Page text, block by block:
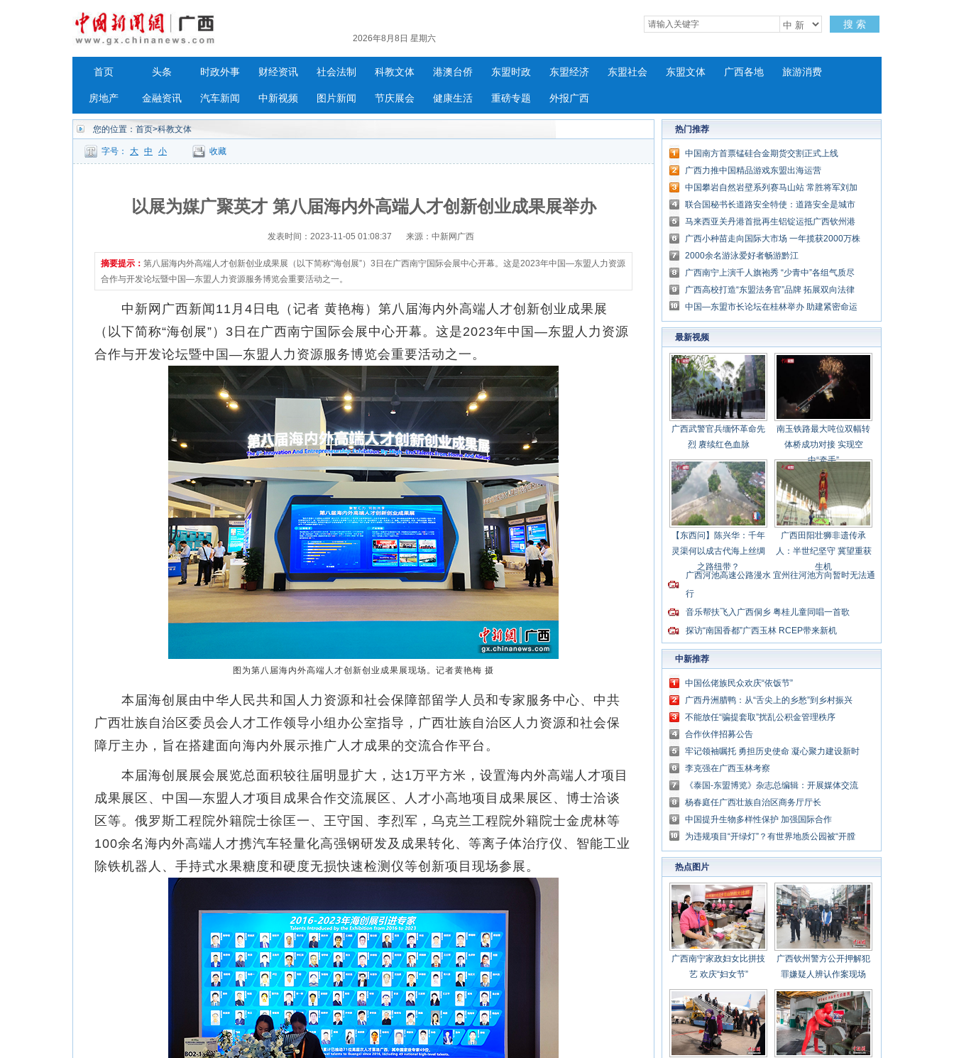
2026年8月8日 星期六
搜 索
首页 头条 时政外事 财经资讯 社会法制 科教文体 港澳台侨 东盟时政 东盟经济 东盟社会 东盟文体 广西各地 旅游消费
房地产 金融资讯 汽车新闻 中新视频 图片新闻 节庆展会 健康生活 重磅专题 外报广西
您的位置： 首页>科教文体
字号： 大 中 小 收藏
以展为媒广聚英才 第八届海内外高端人才创新创业成果展举办
发表时间：2023-11-05 01:08:37 来源：中新网广西
摘要提示： 第八届海内外高端人才创新创业成果展（以下简称“海创展”）3日在广西南宁国际会展中心开幕。这是2023年中国—东盟人力资源
合作与开发论坛暨中国—东盟人力资源服务博览会重要活动之一。
中新网广西新闻11月4日电（记者 黄艳梅）第八届海内外高端人才创新创业成果展
（以下简称“海创展”）3日在广西南宁国际会展中心开幕。这是2023年中国—东盟人力资源
合作与开发论坛暨中国—东盟人力资源服务博览会重要活动之一。
图为第八届海内外高端人才创新创业成果展现场。记者黄艳梅 摄
本届海创展由中华人民共和国人力资源和社会保障部留学人员和专家服务中心、中共
广西壮族自治区委员会人才工作领导小组办公室指导，广西壮族自治区人力资源和社会保
障厅主办，旨在搭建面向海内外展示推广人才成果的交流合作平台。
本届海创展展会展览总面积较往届明显扩大，达1万平方米，设置海内外高端人才项目
成果展区、中国—东盟人才项目成果合作交流展区、人才小高地项目成果展区、博士洽谈
区等。俄罗斯工程院外籍院士徐匡一、王守国、李烈军，乌克兰工程院外籍院士金虎林等
100余名海内外高端人才携汽车轻量化高强钢研发及成果转化、等离子体治疗仪、智能工业
除铁机器人、手持式水果糖度和硬度无损快速检测仪等创新项目现场参展。
热门推荐
中国南方首票锰硅合金期货交割正式上线
广西力推中国精品游戏东盟出海运营
中国攀岩自然岩壁系列赛马山站 常胜将军刘加
再夺冠
联合国秘书长道路安全特使：道路安全是城市
进步风向标
马来西亚关丹港首批再生铝锭运抵广西钦州港
广西小种苗走向国际大市场 一年揽获2000万株
外贸订单
2000余名游泳爱好者畅游黔江
广西南宁上演千人旗袍秀 “少青中”各组气质尽
显
广西高校打造“东盟法务官”品牌 拓展双向法律
服务
中国—东盟市长论坛在桂林举办 助建紧密命运
共同体
最新视频
广西武警官兵缅怀革命先
烈 赓续红色血脉
南玉铁路最大吨位双幅转
体桥成功对接 实现空
中“牵手”
【东西问】陈兴华：千年
灵渠何以成古代海上丝绸
之路纽带？
广西田阳壮狮非遗传承
人：半世纪坚守 冀望重获
生机
广西河池高速公路漫水 宜州往河池方向暂时无法通
行
音乐帮扶飞入广西侗乡 粤桂儿童同唱一首歌
探访“南国香都”广西玉林 RCEP带来新机
中新推荐
中国仫佬族民众欢庆“依饭节”
广西丹洲腊鸭：从“舌尖上的乡愁”到乡村振兴
的“利器”
不能放任“骗提套取”扰乱公积金管理秩序
合作伙伴招募公告
牢记领袖嘱托 勇担历史使命 凝心聚力建设新时
代中国特色社会主义壮美广西
李克强在广西玉林考察
《泰国-东盟博览》杂志总编辑：开展媒体交流
讲好中国与东盟合作故事
杨春庭任广西壮族自治区商务厅厅长
中国提升生物多样性保护 加强国际合作
为违规项目“开绿灯”？有世界地质公园被“开膛
破肚”
热点图片
广西南宁家政妇女比拼技
艺 欢庆“妇女节”
广西钦州警方公开押解犯
罪嫌疑人辨认作案现场